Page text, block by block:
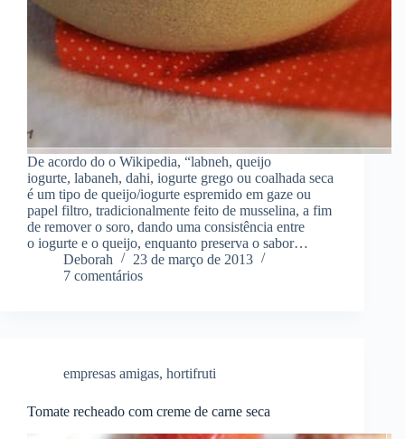
De acordo do o Wikipedia, “labneh, queijo
iogurte, labaneh, dahi, iogurte grego ou coalhada seca
é um tipo de queijo/iogurte espremido em gaze ou
papel filtro, tradicionalmente feito de musselina, a fim
de remover o soro, dando uma consistência entre
o iogurte e o queijo, enquanto preserva o sabor…
Deborah
23 de março de 2013
7 comentários
empresas amigas, hortifruti
Tomate recheado com creme de carne seca